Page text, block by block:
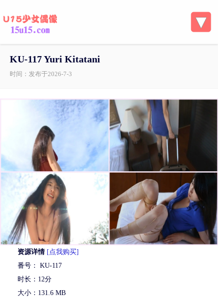
KU-117 Yuri Kitatani
时间：发布于2026-7-3
资源详情 [点我购买]
番号： KU-117
时长：12分
大小：131.6 MB